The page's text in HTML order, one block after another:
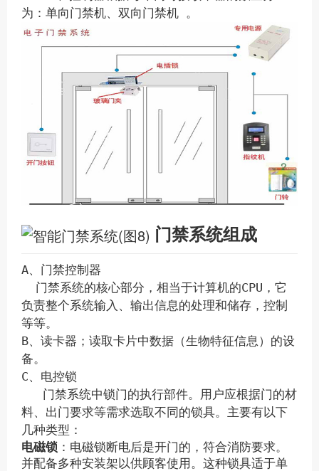
为：单向门禁机、双向门禁机 。
门禁系统组成
A、门禁控制器
门禁系统的核心部分，相当于计算机的CPU，它
负责整个系统输入、输出信息的处理和储存，控制
等等。
B、读卡器 ；读取卡片中数据（生物特征信息）的设
备。
C、电控锁
门禁系统中锁门的执行部件。用户应根据门的材
料、出门要求等需求选取不同的锁具。主要有以下
几种类型：
电磁锁 ：电磁锁断电后是开门的，符合消防要求。
并配备多种安装架以供顾客使用。这种锁具适于单